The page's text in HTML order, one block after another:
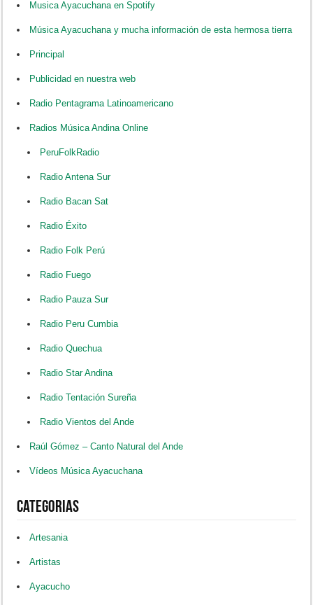
Musica Ayacuchana en Spotify
Música Ayacuchana y mucha información de esta hermosa tierra
Principal
Publicidad en nuestra web
Radio Pentagrama Latinoamericano
Radios Música Andina Online
PeruFolkRadio
Radio Antena Sur
Radio Bacan Sat
Radio Éxito
Radio Folk Perú
Radio Fuego
Radio Pauza Sur
Radio Peru Cumbia
Radio Quechua
Radio Star Andina
Radio Tentación Sureña
Radio Vientos del Ande
Raúl Gómez – Canto Natural del Ande
Vídeos Música Ayacuchana
Categorias
Artesania
Artistas
Ayacucho